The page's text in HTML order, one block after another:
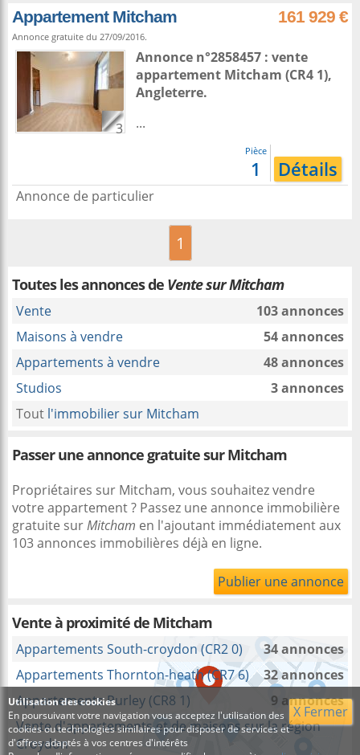
Appartement Mitcham 161 929 €
Annonce gratuite du 27/09/2016.
3
Annonce n°2858457 : vente
appartement Mitcham (CR4 1),
Angleterre.
...
Pièce
1 Détails
Annonce de particulier
1
Toutes les annonces de Vente sur Mitcham
Vente
103 annonces
Maisons à vendre
54 annonces
Appartements à vendre
48 annonces
Studios
3 annonces
Tout l'immobilier sur Mitcham
Passer une annonce gratuite sur Mitcham
Propriétaires sur Mitcham, vous souhaitez vendre
votre appartement ? Passez une annonce immobilière
gratuite surMitcham en l'ajoutant immédiatement aux
103 annonces immobilières déjà en ligne.
Publier une annonce
Vente à proximitéde Mitcham
Appartements South-croydon (CR2 0)
34 annonces
Appartements Thornton-heath (CR7 6)
32 annonces
Appartements Purley (CR8 1)
9 annonces
Vente d'appartements et de maisons sur la région
Croydon
X Fermer
Utilisation des cookies
En poursuivant votre navigation vous acceptez l'utilisation des
cookies ou technologies similaires pour disposer de services et
d'offres adaptés à vos centres d'intérêts